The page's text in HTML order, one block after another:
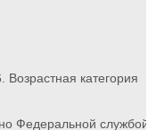
Возрастная категория
Федеральной службой